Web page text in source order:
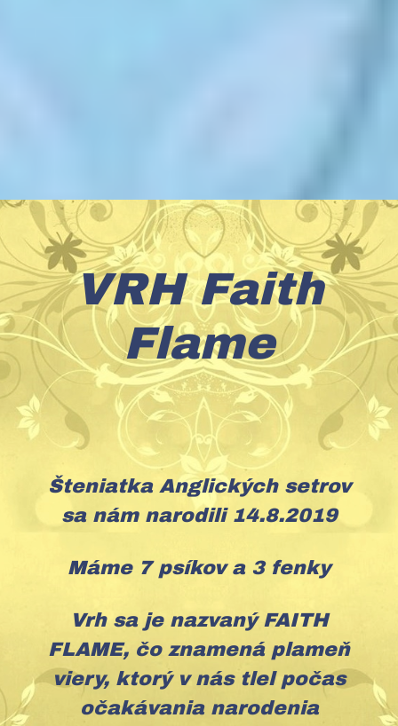
VRH Faith
Flame
Šteniatka Anglických setrov
sa nám narodili 14.8.2019
Máme 7 psíkov a 3 fenky
Vrh sa je nazvaný FAITH
FLAME, čo znamená plameň
viery, ktorý v nás tlel počas
očakávania narodenia